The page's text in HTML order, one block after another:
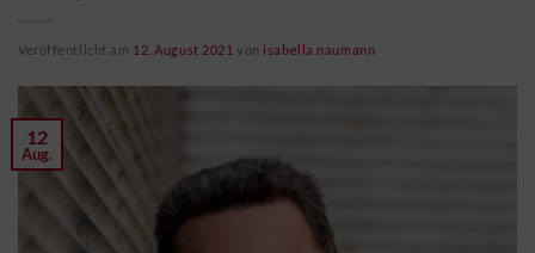
Veröffentlicht am 12. August 2021 von isabella.naumann
12
Aug.